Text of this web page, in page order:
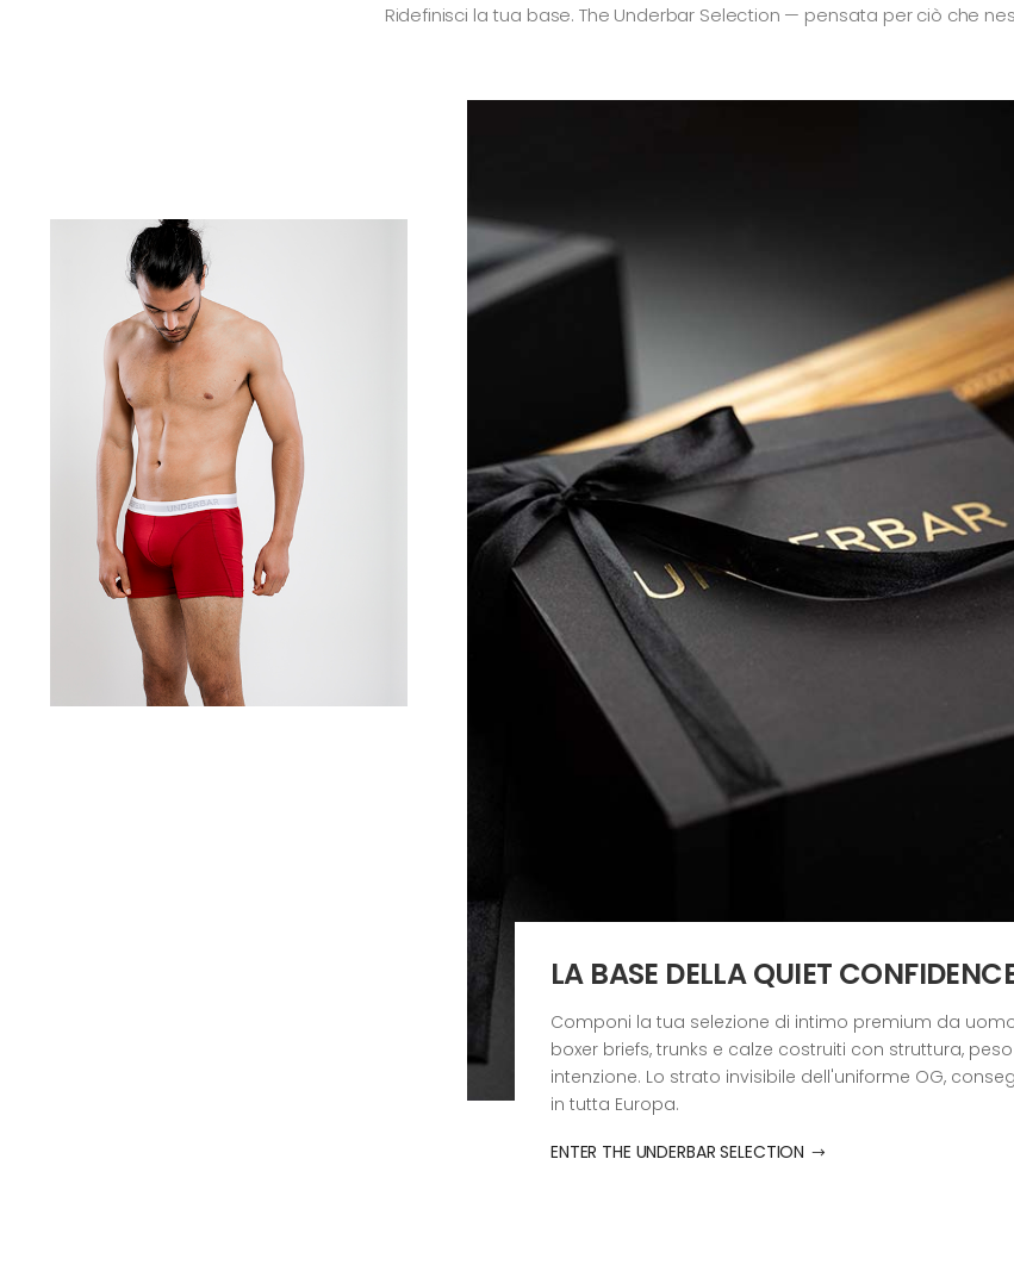
Ridefinisci la tua base. The Underbar Selection — pensata per ciò che
LA BASE DELLA QUIET
Componi la tua selezione di intimo premium da
boxer briefs, trunks e calze costruiti con struttura,
intenzione. Lo strato invisibile dell'uniforme OG,
in tutta Europa.
ENTER THE UNDERBAR SELECTION